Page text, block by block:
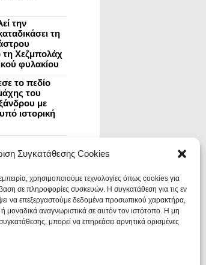
Συγκατάθεσης Cookies
χρησιμοποιούμε τεχνολογίες όπως cookies για
σε πληροφορίες συσκευών. Η συγκατάθεση για τις εν
να επεξεργαστούμε δεδομένα προσωπικού χαρακτήρα,
αναγνωριστικά σε αυτόν τον ιστότοπο. Η μη
μπορεί να επηρεάσει αρνητικά ορισμένες
την
τη
Χεζμπολάχ
φυλακίου
το πεδίο
του
με
ιστορική
Δεσποτών
έκαναν
επεμβάσεις σε
σύμφωνα